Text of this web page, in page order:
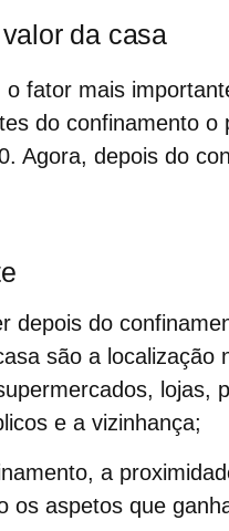
da casa
fator mais
do confinamento
Agora, depois do
depois do
são a localização
lojas,
e a vizinhança;
a
os aspetos que